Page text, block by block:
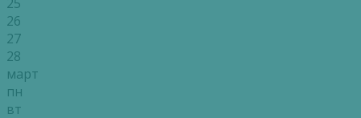
26
27
28
март
пн
вт